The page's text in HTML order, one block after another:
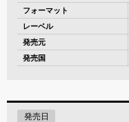
フォーマット
レーベル
発売元
発売国
発売日